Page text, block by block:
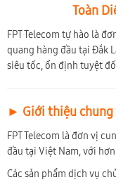
Toàn
FPT Telecom tự hào là
quang hàng đầu tại Đắk
siêu tốc, ổn định tuyệt
► Giới thiệu chung
FPT Telecom là đơn vị
đầu tại Việt Nam, với
Các sản phẩm dịch vụ